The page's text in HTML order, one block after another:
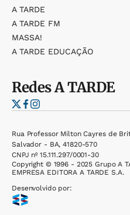
A TARDE
A TARDE FM
MASSA!
A TARDE EDUCAÇÃO
RedesA TARDE
Rua Professor Milton Cayres de
Salvador - BA, 41820-570
CNPJ nº 15.111.297/0001-30
Copyright © 1996 - 2025 Grupo A
EMPRESA EDITORA A TARDE S.A.
Desenvolvido por: